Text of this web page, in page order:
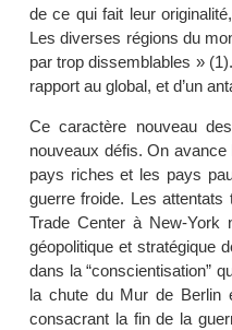
de ce qui fait leur
Les diverses régions du
par trop dissemblables »
rapport au global, et d’un
Ce caractère nouveau
nouveaux défis. On avance
pays riches et les pays
guerre froide. Les attentats
Trade Center à New-York
géopolitique et stratégique
dans la “conscientisation”
la chute du Mur de Berlin
consacrant la fin de la